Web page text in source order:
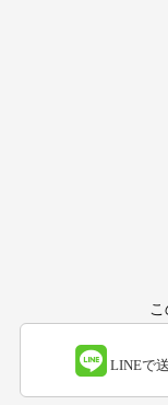
LINEで